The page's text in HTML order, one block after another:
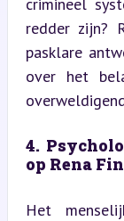
redder zijn?
pasklare
over het
4.
op Rena
Het